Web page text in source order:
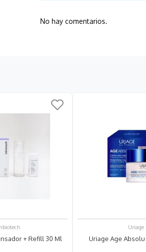
No hay comentarios.
+ Refill 30 Ml
Uriage
Uriage Age Absolu